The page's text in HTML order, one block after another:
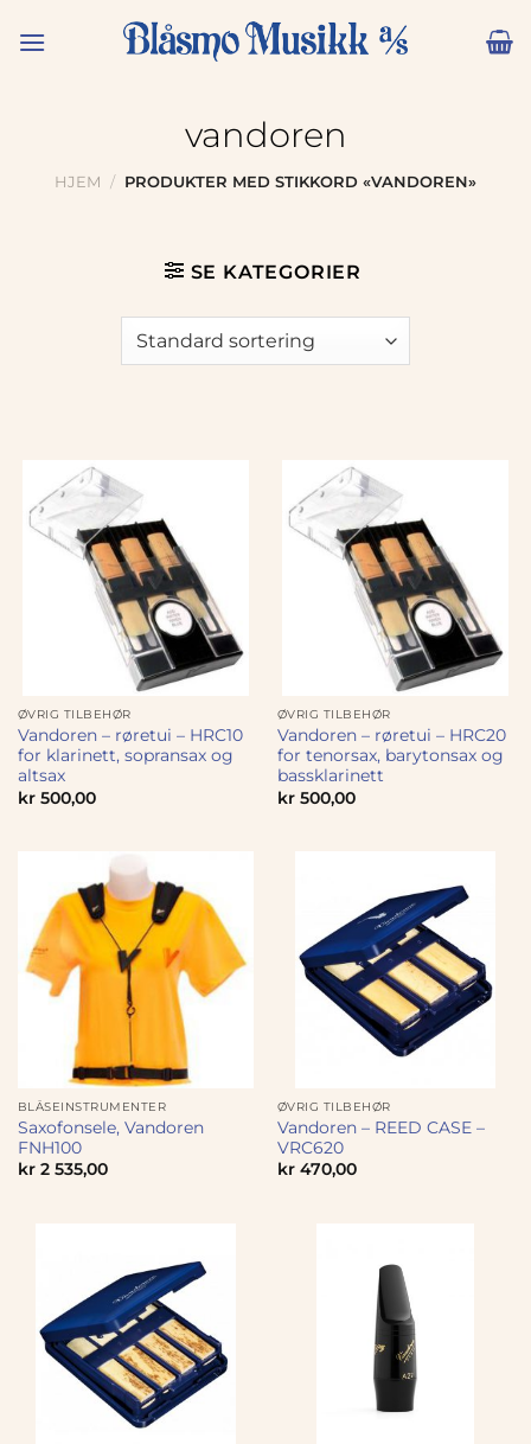
vandoren
HJEM / PRODUKTER MED STIKKORD «VANDOREN»
SE KATEGORIER
ØVRIG TILBEHØR
Vandoren – røretui – HRC10
for klarinett, sopransax og
altsax
kr500,00
ØVRIG TILBEHØR
Vandoren – røretui – HRC20
for tenorsax, barytonsax og
bassklarinett
kr500,00
BLÅSEINSTRUMENTER
Saxofonsele, Vandoren
FNH100
kr2 535,00
ØVRIG TILBEHØR
Vandoren – REED CASE –
VRC620
kr470,00